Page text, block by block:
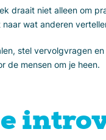
draait niet alleen om
wat anderen
stel vervolgvragen
de mensen om je heen.